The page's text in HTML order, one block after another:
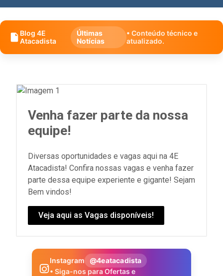
Blog 4E
Atacadista
Últimas
Notícias
• Conteúdo técnico e
atualizado.
Venha fazer parte da nossa
equipe!
Diversas oportunidades e vagas aqui na 4E
Atacadista! Confira nossas vagas e venha fazer
parte dessa equipe experiente e gigante! Sejam
Bem vindos!
Veja aqui as Vagas disponíveis!
Instagram
@4eatacadista
• Siga-nos para Ofertas e